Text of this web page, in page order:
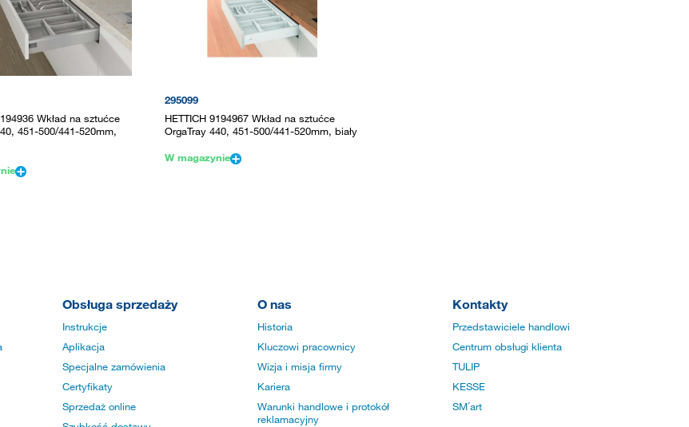
Wkład na sztućce
451-500/441-520mm,
295099
HETTICH 9194967 Wkład na sztućce
OrgaTray 440, 451-500/441-520mm, biały
W magazynie
Obsługa sprzedaży
Instrukcje
Aplikacja
Specjalne zamówienia
Certyfikaty
Sprzedaż online
O nas
Historia
Kluczowi pracownicy
Wizja i misja firmy
Kariera
Warunki handlowe i protokół
reklamacyjny
Kontakty
Przedstawiciele handlowi
Centrum obsługi klienta
TULIP
KESSE
SM´art